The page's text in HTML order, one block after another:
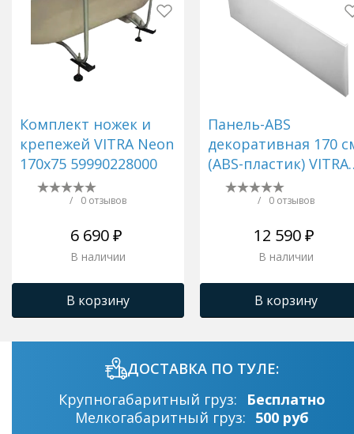
ДОСТАВКА ПО ТУЛЕ:
Крупногабаритный груз:
Бесплатно
Мелкогабаритный груз: 500 руб
Комплект ножек и
крепежей VITRA Neon
170x75 59990228000
/ 0 отзывов
6 690 ₽
В наличии
В корзину
Панель-ABS
декоративная 170
(ABS-пластик) VITRA
51480006000
/ 0 отзывов
12 590 ₽
В наличии
В корзину